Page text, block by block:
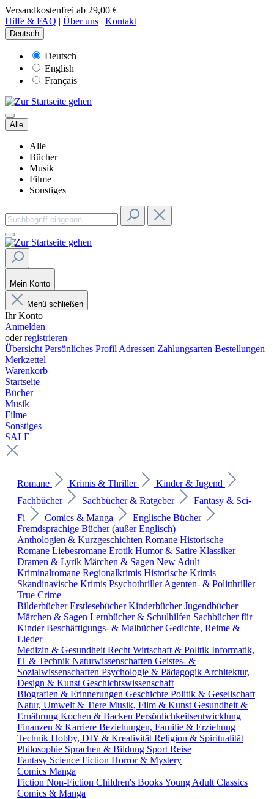
Versandkostenfrei ab 29,00 €
Hilfe & FAQ | Über uns | Kontakt
Deutsch
Deutsch
English
Français
Alle
Alle
Bücher
Musik
Filme
Sonstiges
Mein Konto
Menü schließen
Ihr Konto
Anmelden
oderregistrieren
Übersicht Persönliches Profil Adressen Zahlungsarten Bestellungen
Merkzettel
Warenkorb
Startseite
Bücher
Musik
Filme
Sonstiges
SALE
Romane Krimis & Thriller
Kinder & Jugend
Fachbücher
Sachbücher & Ratgeber
Fantasy & Sci-
Fi
Comics & Manga
Englische Bücher
Fremdsprachige Bücher (außer Englisch)
Anthologien & Kurzgeschichten Romane Historische
Romane Liebesromane Erotik Humor & Satire Klassiker
Dramen & Lyrik Märchen & Sagen New Adult
Kriminalromane Regionalkrimis Historische Krimis
Skandinavische Krimis PsychothrillerAgenten- & Politthriller
True Crime
BilderbücherErstlesebücherKinderbücherJugendbücher
Märchen & Sagen Lernbücher & Schulhilfen Sachbücher für
KinderBeschäftigungs- & MalbücherGedichte, Reime &
Lieder
Medizin & Gesundheit Recht Wirtschaft & Politik Informatik,
IT & Technik Naturwissenschaften Geistes- &
Sozialwissenschaften Psychologie & Pädagogik Architektur,
Design & Kunst Geschichtswissenschaft
Biografien & Erinnerungen Geschichte Politik & Gesellschaft
Natur, Umwelt & Tiere Musik, Film & Kunst Gesundheit &
Ernährung Kochen & Backen Persönlichkeitsentwicklung
Finanzen & Karriere Beziehungen, Familie & Erziehung
Technik Hobby, DIY & Kreativität Religion & Spiritualität
Philosophie Sprachen & Bildung Sport Reise
Fantasy Science Fiction Horror & Mystery
Comics Manga
Fiction Non-Fiction Children's BooksYoung Adult Classics
Comics & Manga